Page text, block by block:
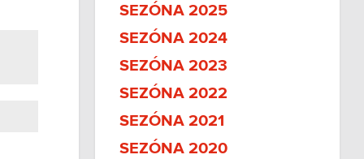
SEZÓNA 2025
SEZÓNA 2024
SEZÓNA 2023
SEZÓNA 2022
SEZÓNA 2021
SEZÓNA 2020